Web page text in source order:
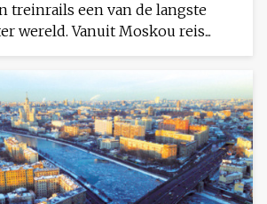
treinrails een van de langste
wereld. Vanuit Moskou reis...